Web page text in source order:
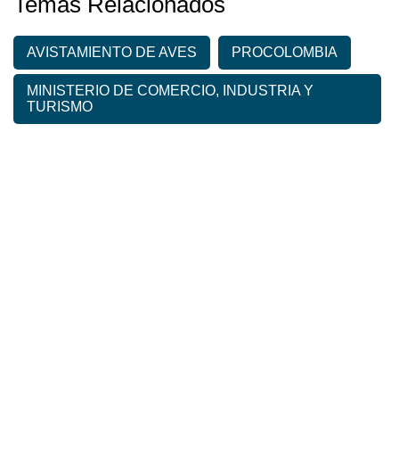
AVISTAMIENTO DE AVES PROCOLOMBIA
MINISTERIO DE COMERCIO, INDUSTRIA Y
TURISMO